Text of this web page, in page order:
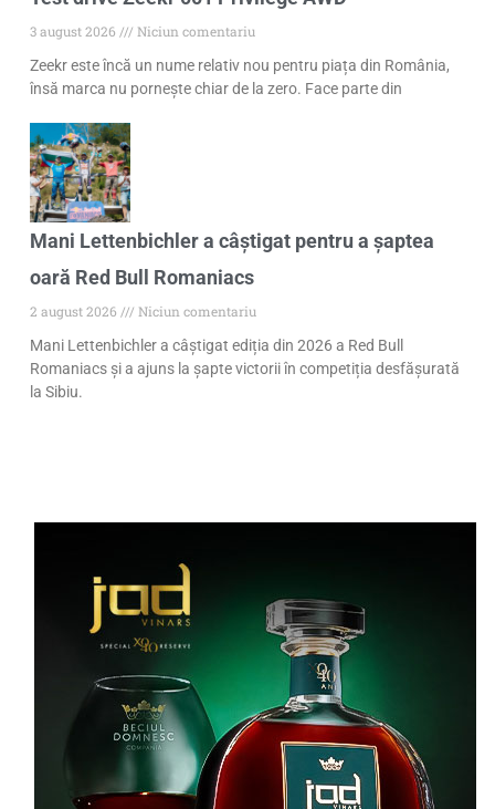
3 august 2026
Niciun comentariu
Zeekr este încă un nume relativ nou pentru piața din România,
însă marca nu pornește chiar de la zero. Face parte din
Mani Lettenbichler a câștigat pentru a șaptea
oară Red Bull Romaniacs
2 august 2026
Niciun comentariu
Mani Lettenbichler a câștigat ediția din 2026 a Red Bull
Romaniacs și a ajuns la șapte victorii în competiția desfășurată
la Sibiu.